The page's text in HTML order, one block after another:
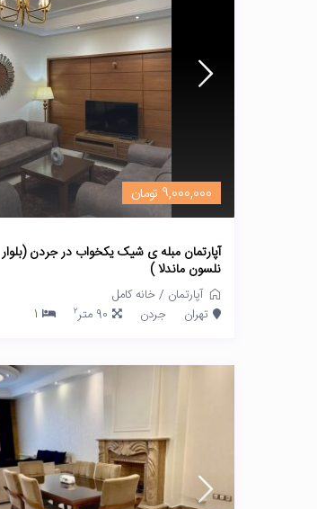
9,000,000 تومان
آپارتمان مبله ی شیک یکخواب در جردن (بلوار
نلسون ماندلا )
آپارتمان /خانه کامل
تهران
جردن 90 متر 2
1